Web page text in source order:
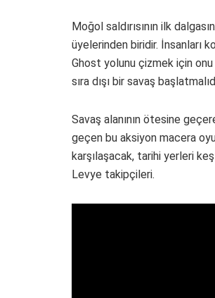
Moğol saldırısının ilk
üyelerinden biridir. İnsanları
Ghost yolunu çizmek için onu
sıra dışı bir savaş
Savaş alanının ötesine
geçen bu aksiyon macera
karşılaşacak, tarihi yerleri
Levye takipçileri.